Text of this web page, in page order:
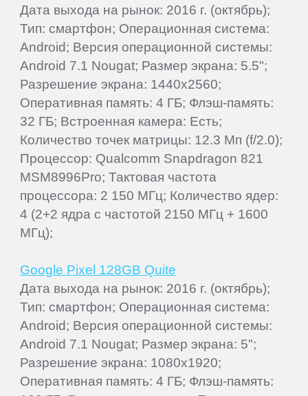
Дата выхода на рынок: 2016 г. (октябрь);
Тип: смартфон; Операционная система:
Android; Версия операционной системы:
Android 7.1 Nougat; Размер экрана: 5.5";
Разрешение экрана: 1440x2560;
Оперативная память: 4 ГБ; Флэш-память:
32 ГБ; Встроенная камера: Есть;
Количество точек матрицы: 12.3 Мп (f/2.0);
Процессор: Qualcomm Snapdragon 821
MSM8996Pro; Тактовая частота
процессора: 2 150 МГц; Количество ядер:
4 (2+2 ядра с частотой 2150 МГц + 1600
МГц);
Google Pixel 128GB Quite
Дата выхода на рынок: 2016 г. (октябрь);
Тип: смартфон; Операционная система:
Android; Версия операционной системы:
Android 7.1 Nougat; Размер экрана: 5";
Разрешение экрана: 1080x1920;
Оперативная память: 4 ГБ; Флэш-память: